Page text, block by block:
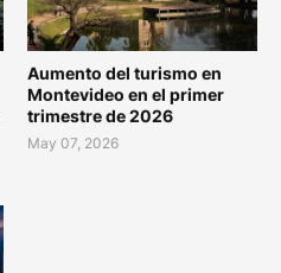
Aumento del turismo en
Montevideo en el primer
trimestre de 2026
May 07, 2026